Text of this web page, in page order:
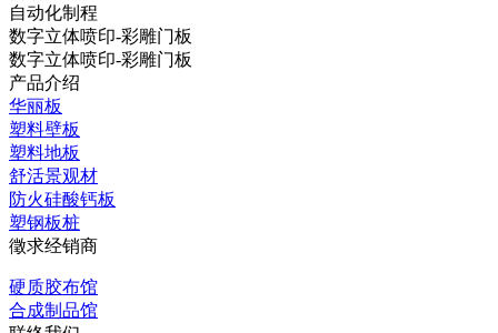
自动化制程
数字立体喷印-彩雕门板
数字立体喷印-彩雕门板
产品介绍
华丽板
塑料壁板
塑料地板
舒活景观材
防火硅酸钙板
塑钢板桩
徵求经销商
硬质胶布馆
合成制品馆